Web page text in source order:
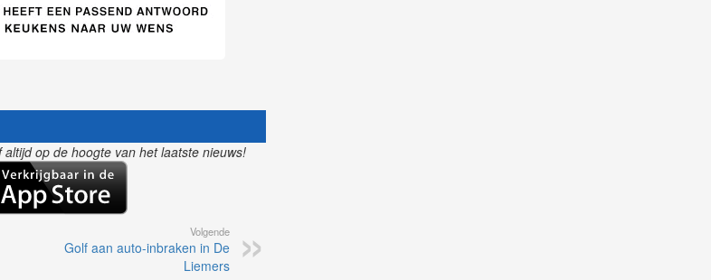
op de hoogte van het laatste nieuws!
Volgende
Golf aan auto-inbraken in De
Liemers